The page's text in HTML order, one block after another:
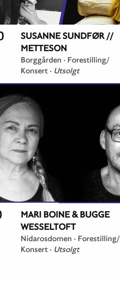
SUSANNE SUNDFØR //
METTESON
Borggården · Forestilling/
Konsert· Utsolgt
MARI BOINE & BUGGE
WESSELTOFT
Nidarosdomen · Forestilling/
Konsert· Utsolgt